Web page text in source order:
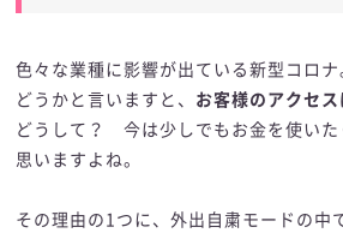
色々な業種に影響が出ている新型コロ
どうかと言いますと、 お客様のアクセス
どうして？ 今は少しでもお金を使い
思いますよね。
その理由の1つに、外出自粛モードの中